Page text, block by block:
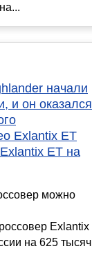
начали
и он оказался
Exlantix ET
ET на
можно
Exlantix
на 625 тысяч